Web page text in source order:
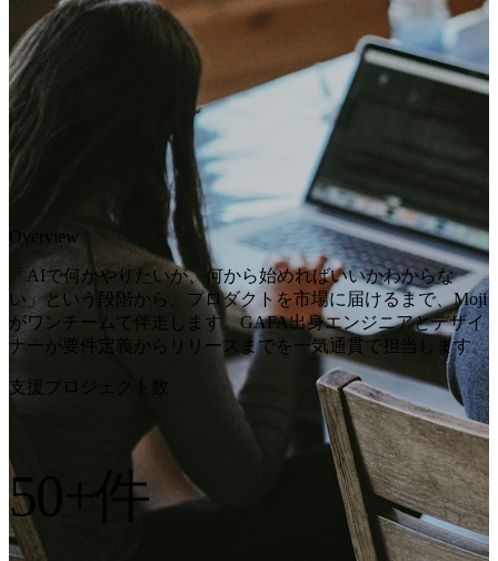
Overview
「AIで何かやりたいが、何から始めればいいかわからな
い」という段階から、プロダクトを市場に届けるまで、Moji
がワンチームで伴走します。GAFA出身エンジニアとデザイ
ナーが要件定義からリリースまでを一気通貫で担当します。
支援プロジェクト数
50+ 件